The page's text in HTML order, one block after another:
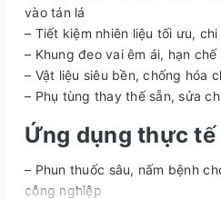
vào tán lá
– Tiết kiệm nhiên liệu tối ưu,
– Khung đeo vai êm ái, hạn
– Vật liệu siêu bền, chống hóa
– Phụ tùng thay thế sẵn, sửa
Ứng dụng thực tế
– Phun thuốc sâu, nấm bệnh
công nghiệp